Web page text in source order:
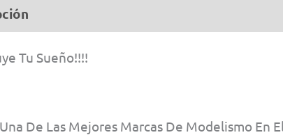
Tu Sueño!!!!
De Las Mejores Marcas De Modelismo En